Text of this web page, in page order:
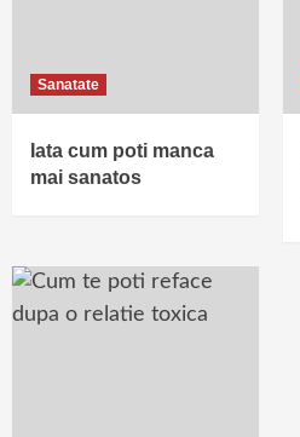
Sanatate
Iata cum poti manca
mai sanatos